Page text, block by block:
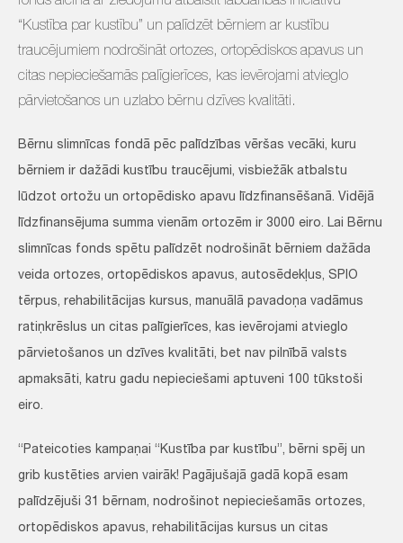
“Kustība par kustību” un palīdzēt bērniem ar kustību
traucējumiem nodrošināt ortozes, ortopēdiskos apavus un
citas nepieciešamās palīgierīces, kas ievērojami atvieglo
pārvietošanos un uzlabo bērnu dzīves kvalitāti.
Bērnu slimnīcas fondā pēc palīdzības vēršas vecāki, kuru
bērniem ir dažādi kustību traucējumi, visbiežāk atbalstu
lūdzot ortožu un ortopēdisko apavu līdzfinansēšanā. Vidējā
līdzfinansējuma summa vienām ortozēm ir 3000 eiro. Lai Bērnu
slimnīcas fonds spētu palīdzēt nodrošināt bērniem dažāda
veida ortozes, ortopēdiskos apavus, autosēdekļus, SPIO
tērpus, rehabilitācijas kursus, manuālā pavadoņa vadāmus
ratiņkrēslus un citas palīgierīces, kas ievērojami atvieglo
pārvietošanos un dzīves kvalitāti, bet nav pilnībā valsts
apmaksāti, katru gadu nepieciešami aptuveni 100 tūkstoši
eiro.
“Pateicoties kampaņai “Kustība par kustību”, bērni spēj un
grib kustēties arvien vairāk! Pagājušajā gadā kopā esam
palīdzējuši 31 bērnam, nodrošinot nepieciešamās ortozes,
ortopēdiskos apavus, rehabilitācijas kursus un citas